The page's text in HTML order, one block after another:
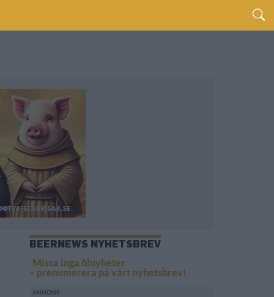
BEERNEWS NYHETSBREV
Missa inga ölnyheter
– prenumerera på vårt nyhetsbrev!